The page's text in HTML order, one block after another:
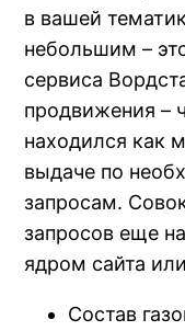
в вашей
небольшим –
сервиса
продвижения –
находился как
выдаче по
запросам.
запросов еще
ядром сайта
Состав